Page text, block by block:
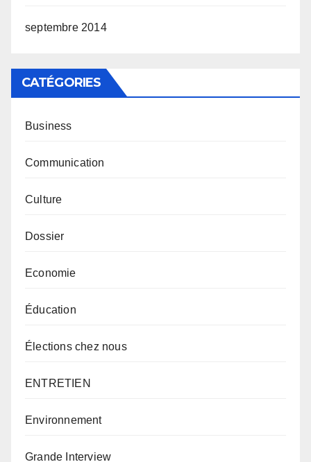
septembre 2014
CATÉGORIES
Business
Communication
Culture
Dossier
Economie
Éducation
Élections chez nous
ENTRETIEN
Environnement
Grande Interview